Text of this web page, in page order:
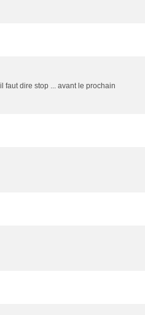
faut dire stop ... avant le prochain